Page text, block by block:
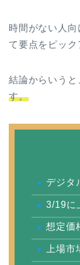
時間がない人
て要点をピック
結論からいうと
す。
デジタ
3/19に
想定価
上場